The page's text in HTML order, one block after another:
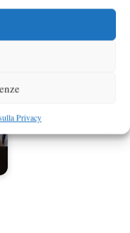
Privacy